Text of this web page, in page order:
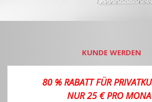
KUNDE WERDEN
80 % RABATT FÜR
NUR 25 € PRO